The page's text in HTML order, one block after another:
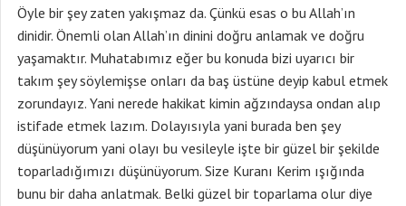
Öyle bir şey zaten yakışmaz da. Çünkü esas o bu Allah’ın
dinidir. Önemli olan Allah’ın dinini doğru anlamak ve doğru
yaşamaktır. Muhatabımız eğer bu konuda bizi uyarıcı bir
takım şey söylemişse onları da baş üstüne deyip kabul etmek
zorundayız. Yani nerede hakikat kimin ağzındaysa ondan alıp
istifade etmek lazım. Dolayısıyla yani burada ben şey
düşünüyorum yani olayı bu vesileyle işte bir güzel bir şekilde
toparladığımızı düşünüyorum. Size Kuranı Kerim ışığında
bunu bir daha anlatmak. Belki güzel bir toparlama olur diye